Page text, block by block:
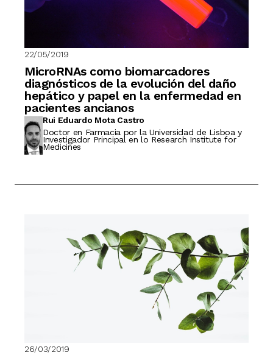
22/05/2019
MicroRNAs como biomarcadores
diagnósticos de la evolución del daño
hepático y papel en la enfermedad en
pacientes ancianos
Rui Eduardo Mota Castro
Doctor en Farmacia por la Universidad de Lisboa y
Investigador Principal en lo Research Institute for
Medicines
26/03/2019